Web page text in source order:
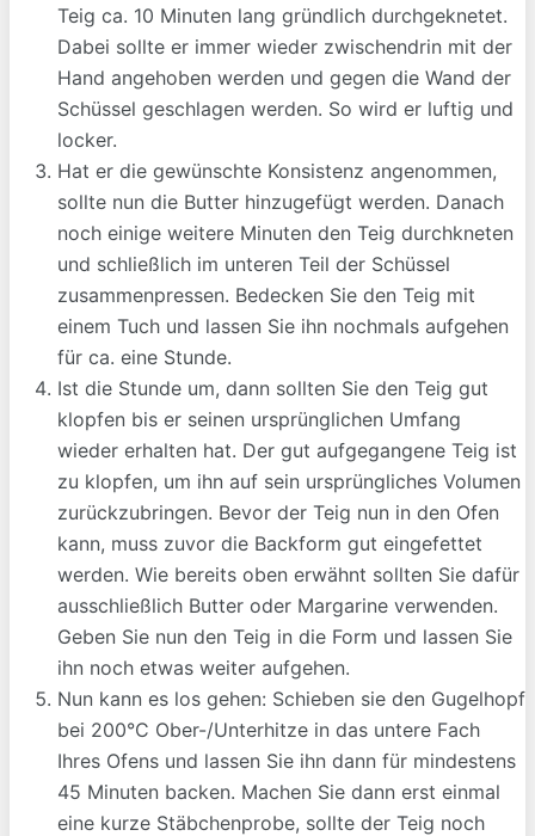
Teig ca. 10 Minuten lang gründlich durchgeknetet.
Dabei sollte er immer wieder zwischendrin mit der
Hand angehoben werden und gegen die Wand der
Schüssel geschlagen werden. So wird er luftig und
locker.
Hat er die gewünschte Konsistenz angenommen,
sollte nun die Butter hinzugefügt werden. Danach
noch einige weitere Minuten den Teig durchkneten
und schließlich im unteren Teil der Schüssel
zusammenpressen. Bedecken Sie den Teig mit
einem Tuch und lassen Sie ihn nochmals aufgehen
für ca. eine Stunde.
Ist die Stunde um, dann sollten Sie den Teig gut
klopfen bis er seinen ursprünglichen Umfang
wieder erhalten hat. Der gut aufgegangene Teig ist
zu klopfen, um ihn auf sein ursprüngliches Volumen
zurückzubringen. Bevor der Teig nun in den Ofen
kann, muss zuvor die Backform gut eingefettet
werden. Wie bereits oben erwähnt sollten Sie dafür
ausschließlich Butter oder Margarine verwenden.
Geben Sie nun den Teig in die Form und lassen Sie
ihn noch etwas weiter aufgehen.
Nun kann es los gehen: Schieben sie den Gugelhopf
bei 200°C Ober-/Unterhitze in das untere Fach
Ihres Ofens und lassen Sie ihn dann für mindestens
45 Minuten backen. Machen Sie dann erst einmal
eine kurze Stäbchenprobe, sollte der Teig noch